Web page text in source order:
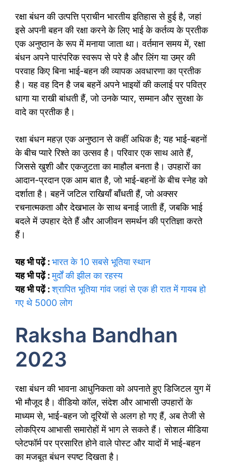
रक्षा बंधन की उत्पत्ति प्राचीन भारतीय इतिहास से हुई है, जहां
इसे अपनी बहन की रक्षा करने के लिए भाई के कर्तव्य के प्रतीक
एक अनुष्ठान के रूप में मनाया जाता था। वर्तमान समय में, रक्षा
बंधन अपने पारंपरिक स्वरूप से परे है और लिंग या उम्र की
परवाह किए बिना भाई-बहन की व्यापक अवधारणा का प्रतीक
है। यह वह दिन है जब बहनें अपने भाइयों की कलाई पर पवित्र
धागा या राखी बांधती हैं, जो उनके प्यार, सम्मान और सुरक्षा के
वादे का प्रतीक है।
रक्षा बंधन महज़ एक अनुष्ठान से कहीं अधिक है; यह भाई-बहनों
के बीच प्यारे रिश्ते का उत्सव है। परिवार एक साथ आते हैं,
जिससे खुशी और एकजुटता का माहौल बनता है। उपहारों का
आदान-प्रदान एक आम बात है, जो भाई-बहनों के बीच स्नेह को
दर्शाता है। बहनें जटिल राखियाँ बाँधती हैं, जो अक्सर
रचनात्मकता और देखभाल के साथ बनाई जाती हैं, जबकि भाई
बदले में उपहार देते हैं और आजीवन समर्थन की प्रतिज्ञा करते
हैं।
यह भी पढ़ें : भारत के 10 सबसे भूतिया स्थान
यह भी पढ़ें :मुर्दों की झील का रहस्य
यह भी पढ़ें :श्रापित भूतिया गांव जहां से एक ही रात में गायब हो
गए थे 5000 लोग
Raksha Bandhan
2023
रक्षा बंधन की भावना आधुनिकता को अपनाते हुए डिजिटल युग में
भी मौजूद है। वीडियो कॉल, संदेश और आभासी उपहारों के
माध्यम से, भाई-बहन जो दूरियों से अलग हो गए हैं, अब तेजी से
लोकप्रिय आभासी समारोहों में भाग ले सकते हैं। सोशल मीडिया
प्लेटफॉर्म पर प्रसारित होने वाले पोस्ट और यादों में भाई-बहन
का मजबूत बंधन स्पष्ट दिखता है।